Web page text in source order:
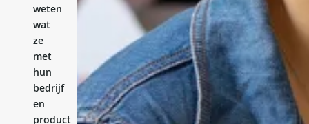
weten
wat
ze
met
hun
bedrijf
en
product